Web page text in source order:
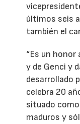
últimos seis
también el
“Es un honor
y de Genci y
desarrollado
celebra 20
situado
maduros y